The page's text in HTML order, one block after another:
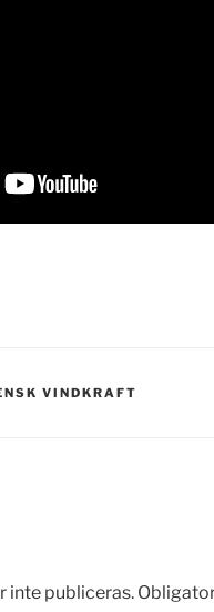
VINDKRAFT
inte publiceras.